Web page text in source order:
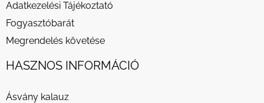
Adatkezelési Tájékoztató
Fogyasztóbarát
Megrendelés követése
HASZNOS INFORMÁCIÓ
Ásvány kalauz